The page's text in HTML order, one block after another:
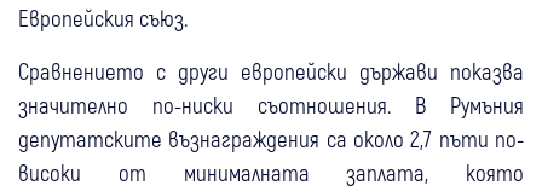
Европейския съюз.
Сравнението с други европейски държави показва
значително по-ниски съотношения. В Румъния
депутатските възнаграждения са около 2,7 пъти по-
високи от минималната заплата, която